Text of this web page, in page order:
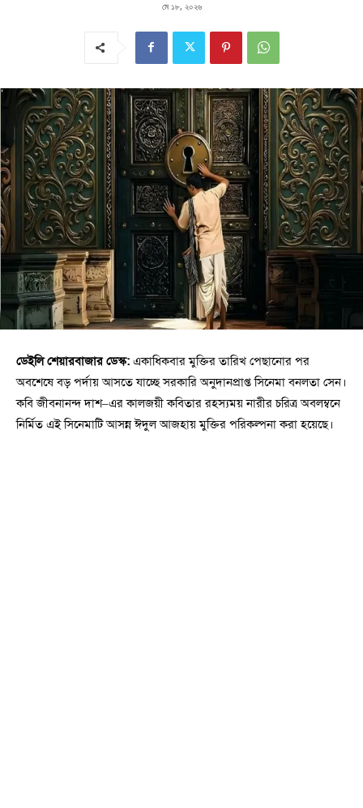
মে ১৮, ২০২৬
ডেইলি শেয়ারবাজার ডেস্ক: একাধিকবার মুক্তির তারিখ পেছানোর পর
অবশেষে বড় পর্দায় আসতে যাচ্ছে সরকারি অনুদানপ্রাপ্ত সিনেমা বনলতা সেন।
কবি জীবনানন্দ দাশ–এর কালজয়ী কবিতার রহস্যময় নারীর চরিত্র অবলম্বনে
নির্মিত এই সিনেমাটি আসন্ন ঈদুল আজহায় মুক্তির পরিকল্পনা করা হয়েছে।